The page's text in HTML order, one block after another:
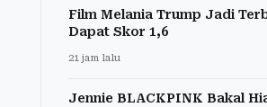
Film Melania Trump Jadi
Dapat Skor 1,6
21 jam lalu
Jennie BLACKPINK Bakal